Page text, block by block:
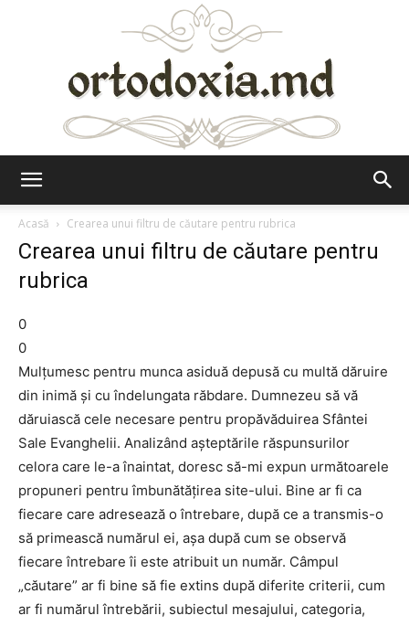
Acasă
Crearea unui filtru de căutare pentru rubrica
Crearea unui filtru de căutare pentru
rubrica
0
0
Mulțumesc pentru munca asiduă depusă cu multă dăruire
din inimă și cu îndelungata răbdare. Dumnezeu să vă
dăruiască cele necesare pentru propăvăduirea Sfântei
Sale Evanghelii. Analizând așteptările răspunsurilor
celora care le-a înaintat, doresc să-mi expun următoarele
propuneri pentru îmbunătățirea site-ului. Bine ar fi ca
fiecare care adresează o întrebare, după ce a transmis-o
să primească numărul ei, așa după cum se observă
fiecare întrebare îi este atribuit un număr. Câmpul
„căutare” ar fi bine să fie extins după diferite criterii, cum
ar fi numărul întrebării, subiectul mesajului, categoria,